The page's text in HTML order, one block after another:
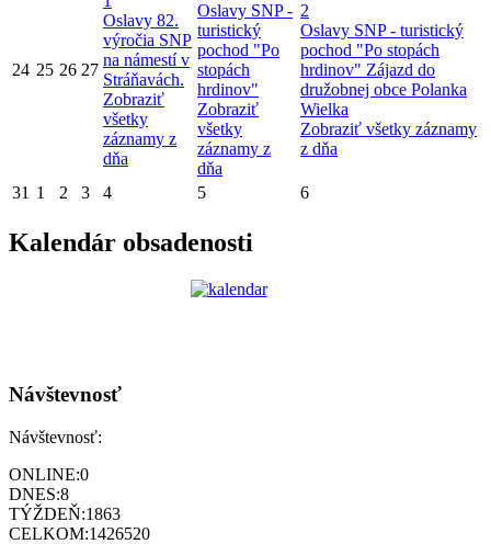
24 25 26 27
Oslavy 82.
výročia SNP
na námestí v
Stráňavách.
Zobraziť
všetky
záznamy z
dňa
Oslavy SNP -
turistický
pochod "Po
stopách
hrdinov"
Zobraziť
všetky
záznamy z
dňa
2
Oslavy SNP - turistický
pochod "Po stopách
hrdinov" Zájazd do
družobnej obce Polanka
Wielka
Zobraziť všetky záznamy
z dňa
31 1 2 3 4 5 6
Kalendár obsadenosti
Návštevnosť
Návštevnosť:
ONLINE:0
DNES:8
TÝŽDEŇ:1863
CELKOM:1426520